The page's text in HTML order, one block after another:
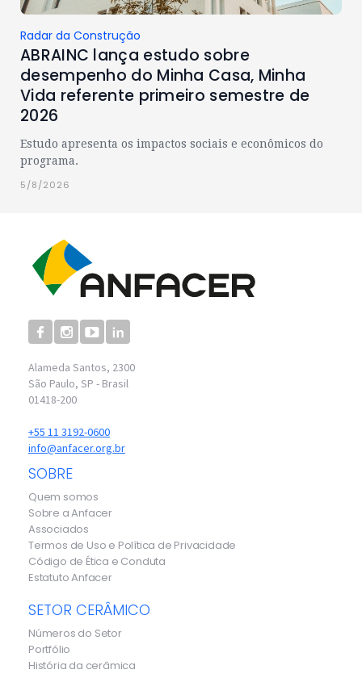
Radar da Construção
ABRAINC lança estudo sobre
desempenho do Minha Casa, Minha
Vida referente primeiro semestre de
2026
Estudo apresenta os impactos sociais e econômicos do
programa.
5/8/2026
Alameda Santos, 2300
São Paulo, SP - Brasil
01418-200
+55 11 3192-0600
info@anfacer.org.br
SOBRE
Quem somos
Sobre a Anfacer
Associados
Termos de Uso e Política de Privacidade
Código de Ética e Conduta
Estatuto Anfacer
SETOR CERÂMICO
Números do Setor
Portfólio
História da cerâmica